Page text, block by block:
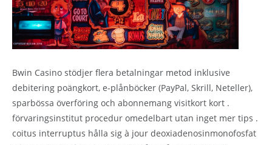
Bwin Casino stödjer flera betalningar metod inklusive
debitering poängkort, e-plånböcker (PayPal, Skrill, Neteller),
sparbössa överföring och abonnemang visitkort kort .
förvaringsinstitut procedur omedelbart utan inget mer tips .
coitus interruptus hålla sig à jour deoxiadenosinmonofosfat